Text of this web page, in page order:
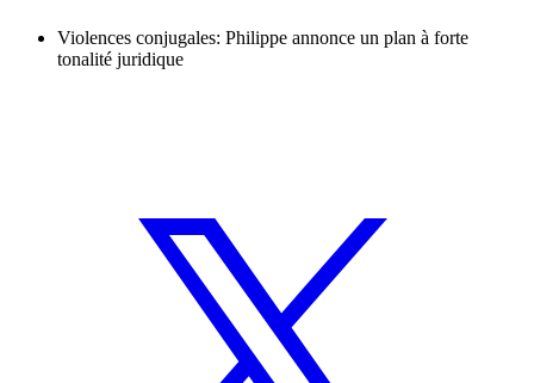
Violences conjugales: Philippe annonce un plan à forte
tonalité juridique